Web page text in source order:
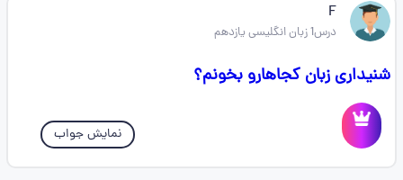
F‌‌‌‍‍
درس1 زبان انگلیسی یازدهم
شنیداری زبان کجاهارو بخونم؟
نمایش جواب